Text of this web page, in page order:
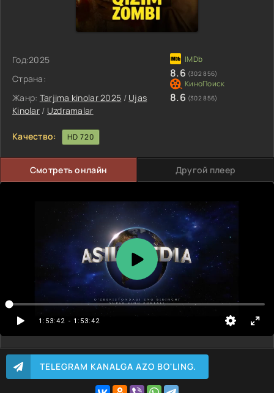
Год:2025
Страна:
Жанр: Tarjima kinolar 2025 / Ujas
Kinolar/ Uzdramalar
8.6 (302 856)
8.6 (302 856)
Качество: HD 720
Смотреть онлайн Другой плеер
1:53:42 - 1:53:42
TELEGRAM KANALGA AZO BO'LING.